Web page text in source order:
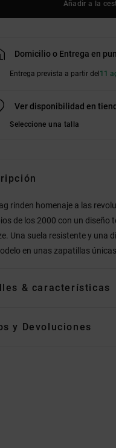
Añadir a la
Domicilio o Entrega en
Entrega prevista a partir del11
Ver disponibilidad en
Seleccione una talla
rinden homenaje a las
de los 2000 con un diseño
Una suela resistente y una
en unas zapatillas únicas.
& características
y Devoluciones